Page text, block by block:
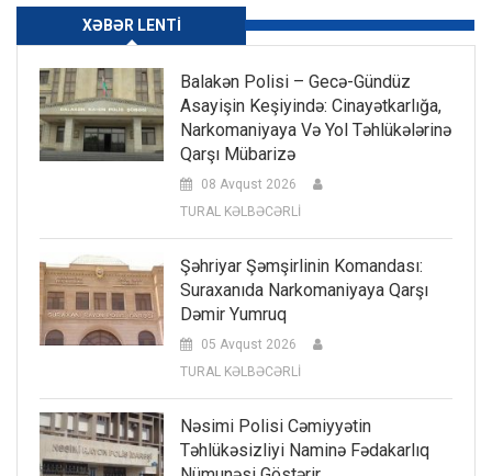
XƏBƏR LENTI
Balakən Polisi – Gecə-Gündüz
Asayişin Keşiyində: Cinayətkarlığa,
Narkomaniyaya Və Yol Təhlükələrinə
Qarşı Mübarizə
08 Avqust 2026
TURAL KƏLBƏCƏRLİ
Şəhriyar Şəmşirlinin Komandası:
Suraxanıda Narkomaniyaya Qarşı
Dəmir Yumruq
05 Avqust 2026
TURAL KƏLBƏCƏRLİ
Nəsimi Polisi Cəmiyyətin
Təhlükəsizliyi Naminə Fədakarlıq